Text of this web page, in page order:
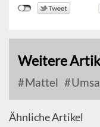
Weitere
Mattel
Ähnliche Artikel